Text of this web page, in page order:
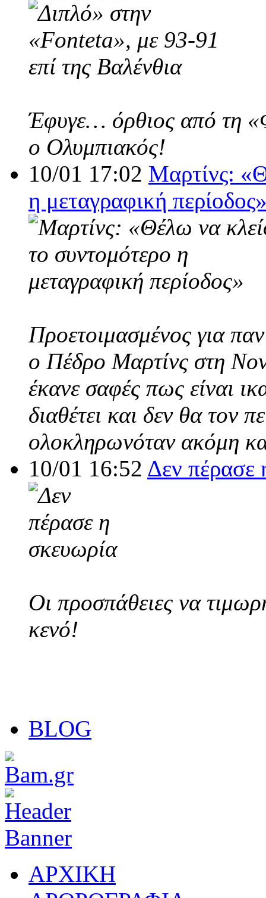
Έφυγε… όρθιος από τη
ο Ολυμπιακός!
10/01 17:02 Μαρτίνς:
η μεταγραφική
Προετοιμασμένος για
ο Πέδρο Μαρτίνς στη
έκανε σαφές πως είναι
διαθέτει και δεν θα τον
ολοκληρωνόταν ακόμη
10/01 16:52 Δεν πέρασε
Οι προσπάθειες να
κενό!
BLOG
ΑΡΧΙΚΗ